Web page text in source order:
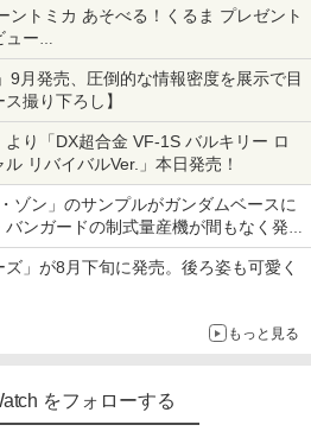
ントミカ あそべる！くるま プレゼント
ュー
司ならではの体験とコラボの楽しさを
9月発売、圧倒的な情報密度を展示で目
撮り下ろし】
より「DX超合金 VF-1S バルキリー ロ
リバイバルVer.」本日発売！
ゾン」のサンプルがガンダムベースに
ンガードの制式量産機が間もなく発送
ろし】
」が8月下旬に発売。後ろ姿も可愛く
もっと見る
をフォローする